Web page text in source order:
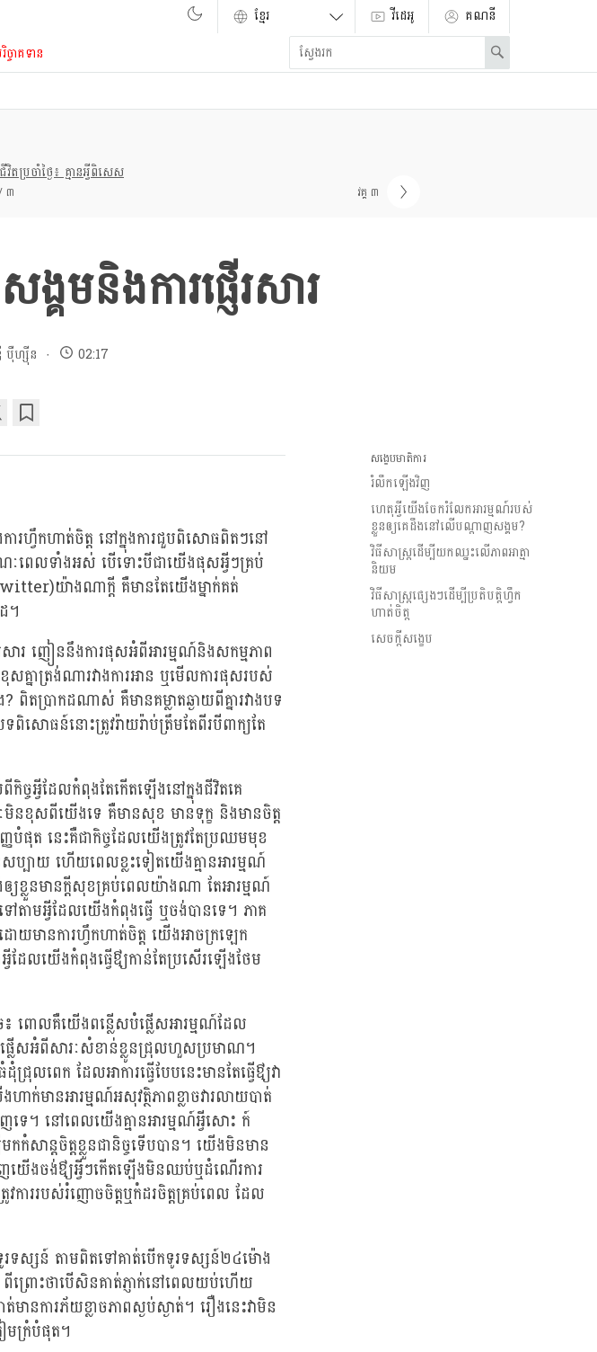
ច្ចាគទាន
វីដេអូ
គណនី
Enter
search
term
Search
តប្រចាំថ្ងៃ៖ គ្មានអ្វីពិសេស
៣ វគ្គ ៣
មនិងការផ្ញើរសារ
បុឺហ្សុីន 02:17
សង្ខេបមាតិការ
រំលឹកឡើងវិញ
ហេតុអ្វីយើងចែករំលែកអារម្មណ៍របស់
ខ្លួនឲ្យគេដឹងនៅលើបណ្តាញសង្គម?
វិធីសាស្រ្តដើម្បីយកឈ្នះលើភាពអាត្មា
និយម
វិធីសាស្រ្តផ្សេងៗដើម្បីប្រតិបត្តិហ្វឹក
ហាត់ចិត្ត
សេចក្តីសង្ខេប
រហ្វឹកហាត់ចិត្ត នៅក្នុងការជួបពិសោធពិតៗនៅ
ៈពេលទាំងអស់ បើទោះបីជាយើងផុសអ្វីៗគ្រប់
យ៉ាងណាក្តី គឺមានតែយើងម្នាក់គត់
។
រសារ ញៀននឹងការផុសអំពីអារម្មណ៍និងសកម្មភាព
គ្នាត្រង់ណារវាងការអាន ឬមើលការផុសរបស់
តប្រាកដណាស់ គឺមានគម្លាតឆ្ងាយពីគ្នារវាងបទ
ធន៍នោះត្រូវរ៉ាយរ៉ាប់ត្រឹមតែពីរបីពាក្យតែ
វីដែលកំពុងតែកើតឡើងនៅក្នុងជីវិតគេ
សពីយើងទេ គឺមានសុខ មានទុក្ខ និងមានចិត្ត
បំផុត នេះគឺជាកិច្ចដែលយើងត្រូវតែប្រឈមមុខ
បាយ ហើយពេលខ្លះទៀតយើងគ្មានអារម្មណ៍
ឲ្យខ្លួនមានក្តីសុខគ្រប់ពេលយ៉ាងណា តែអារម្មណ៍
តាមអ្វីដែលយើងកំពុងធ្វើ ឬចង់បានទេ។ ភាគ
យមានការហ្វឹកហាត់ចិត្ត យើងអាចក្រឡេក
ដែលយើងកំពុងធ្វើឳ្យកាន់តែប្រសើរឡើងថែម
ពោលគឺយើងពន្លើសបំផ្លើសអារម្មណ៍ដែល
ើសអំពីសារៈសំខាន់ខ្លូនជ្រុលហួសប្រមាណ។
លពេក ដែលអាការធ្វើបែបនេះមានតែធ្វើឳ្យវា
ក់មានអារម្មណ៍អសុវត្ថិភាពខ្លាចវារលាយបាត់
ទេ។ នៅពេលយើងគ្មានអារម្មណ៍អ្វីសោះ ក៍
កំសាន្តចិត្តខ្លួនជានិច្ចទើបបាន។ យើងមិនមាន
យើងចង់ឳ្យអ្វីៗកើតឡើងមិនឈប់ឬដំណើរការ
ាររបស់រំញោចចិត្តឬកំដរចិត្តគ្រប់ពេល ដែល
រទស្សន៍ តាមពិតទៅគាត់បើកទូរទស្សន៍២៤ម៉ោង
ពីព្រោះថាបើសិនគាត់ភ្ញាក់នៅពេលយប់ហើយ
ានការភ័យខ្លាចភាពស្ងប់ស្ងាត់។ រឿងនេះវាមិន
ៀមក្រំបំផុត។